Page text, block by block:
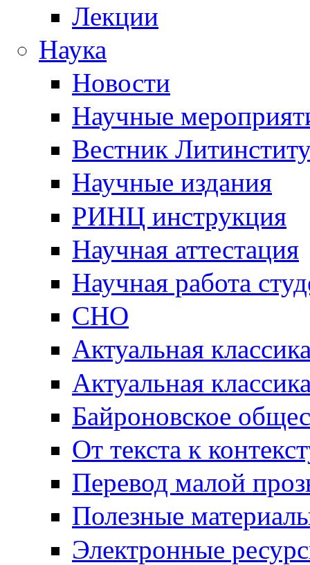
Лекции
Наука
Новости
Научные
Вестник
Научные издания
РИНЦ инструкция
Научная аттестация
Научная работа
СНО
Актуальная
Актуальная
Байроновское
От текста к
Перевод малой
Полезные
Электронные